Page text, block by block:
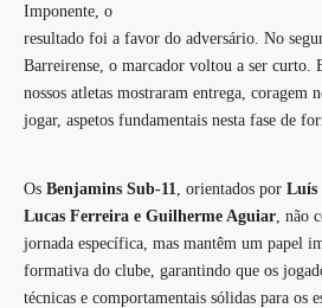
Imponente, o
resultado foi a favor do adversário. No
Barreirense, o marcador voltou a ser curto.
nossos atletas mostraram entrega, coragem
jogar, aspetos fundamentais nesta fase de
Os Benjamins Sub-11 , orientados por Luís
Lucas Ferreira e Guilherme Aguiar , não
jornada específica, mas mantêm um papel
formativa do clube, garantindo que os
técnicas e comportamentais sólidas para os